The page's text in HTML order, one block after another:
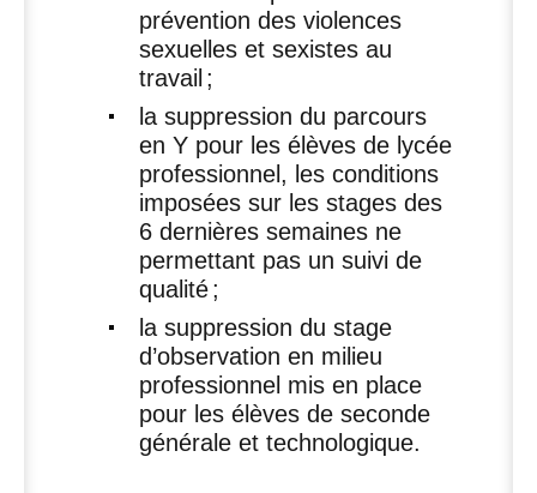
prévention des violences
sexuelles et sexistes au
travail ;
la suppression du parcours
en Y pour les élèves de lycée
professionnel, les conditions
imposées sur les stages des
6 dernières semaines ne
permettant pas un suivi de
qualité;
la suppression du stage
d’observation en milieu
professionnel mis en place
pour les élèves de seconde
générale et technologique.